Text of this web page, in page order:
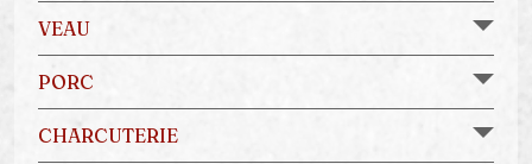
VEAU
PORC
CHARCUTERIE